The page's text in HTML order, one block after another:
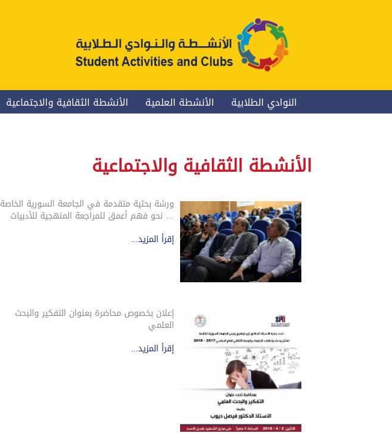
النوادي الطلابية الأنشطة العلمية الأنشطة الثقافية والاجتماعية
الأنشطة الثقافية والاجتماعية
ورشة بحثية متقدمة في الجامعة السورية الخاصة
… نحو فهم أعمق للمراجعة المنهجية للأدبيات
إقرأ المزيد...
إعلان بخصوص محاضرة بعنوان التفكير والبحث
العلمي
إقرأ المزيد...